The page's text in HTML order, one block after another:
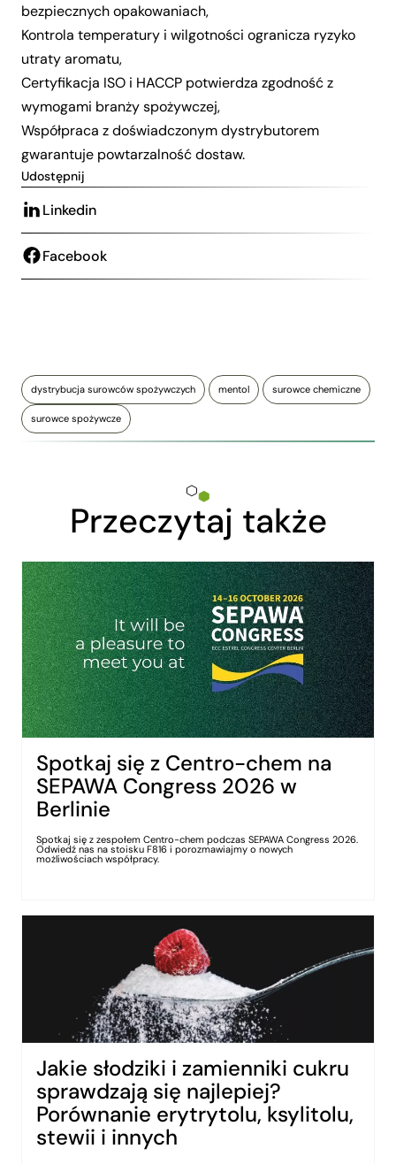
Udostępnij
Linkedin
Facebook
bezpiecznych opakowaniach,
Kontrola temperatury i wilgotności ogranicza ryzyko
utraty aromatu,
Certyfikacja ISO i HACCP potwierdza zgodność z
wymogami branży spożywczej,
Współpraca z doświadczonym dystrybutorem
gwarantuje powtarzalność dostaw.
dystrybucja surowców spożywczych mentol surowce chemiczne
surowce spożywcze
Przeczytaj także
Spotkaj się z Centro-chem na
SEPAWA Congress 2026 w
Berlinie
Spotkaj się z zespołem Centro-chem podczas SEPAWA Congress 2026.
Odwiedź nas na stoisku F816 i porozmawiajmy o nowych
możliwościach współpracy.
Jakie słodziki i zamienniki cukru
sprawdzają się najlepiej?
Porównanie erytrytolu, ksylitolu,
stewii i innych